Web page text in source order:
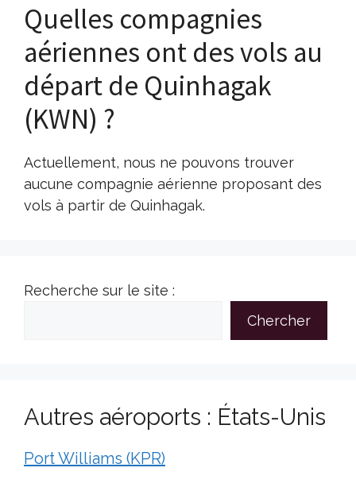
Quelles compagnies
aériennes ont des vols au
départ de Quinhagak
(KWN) ?
Actuellement, nous ne pouvons trouver
aucune compagnie aérienne proposant des
vols à partir de Quinhagak.
Recherche sur le site :
Chercher
Autres aéroports : États-Unis
Port Williams (KPR)